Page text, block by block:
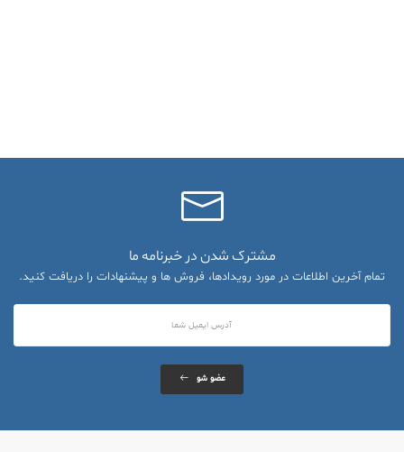
مشترک شدن در خبرنامه ما
تمام آخرین اطلاعات در مورد رویدادها، فروش ها و پیشنهادات را دریافت کنید.
عضو شو